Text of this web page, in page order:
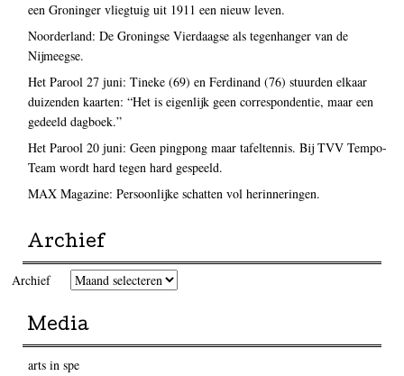
een Groninger vliegtuig uit 1911 een nieuw leven.
Noorderland: De Groningse Vierdaagse als tegenhanger van de
Nijmeegse.
Het Parool 27 juni: Tineke (69) en Ferdinand (76) stuurden elkaar
duizenden kaarten: “Het is eigenlijk geen correspondentie, maar een
gedeeld dagboek.”
Het Parool 20 juni: Geen pingpong maar tafeltennis. Bij TVV Tempo-
Team wordt hard tegen hard gespeeld.
MAX Magazine: Persoonlijke schatten vol herinneringen.
Archief
Archief
Media
arts in spe